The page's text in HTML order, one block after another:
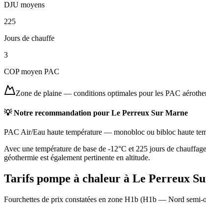
DJU moyens
225
Jours de chauffe
3
COP moyen PAC
Zone de plaine — conditions optimales pour les PAC
💡 Notre recommandation pour Le Perreux Sur Marne
PAC Air/Eau haute température — monobloc ou bibloc haute
Avec une température de base de -12°C et 225 jours de
géothermie est également pertinente en altitude.
Tarifs pompe à chaleur à Le Perreux
Fourchettes de prix constatées en zone H1b (H1b — Nord semi-